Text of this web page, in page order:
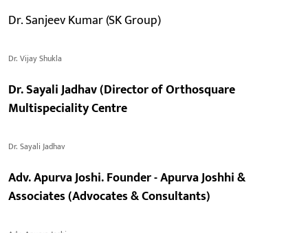
Dr. Sanjeev Kumar (SK Group)
Dr. Vijay Shukla
Dr. Sayali Jadhav (Director of Orthosquare
Multispeciality Centre
Dr. Sayali Jadhav
Adv. Apurva Joshi. Founder - Apurva Joshhi &
Associates (Advocates & Consultants)